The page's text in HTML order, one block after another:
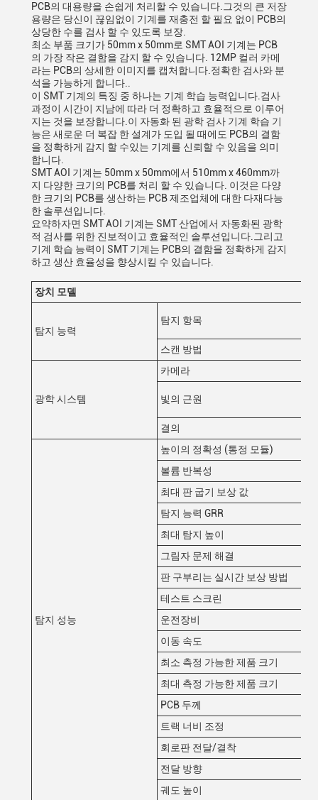
PCB의 대용량을 손쉽게 처리할 수 있습니다.그것의 큰 저장
용량은 당신이 끊임없이 기계를 재충전 할 필요 없이 PCB의
상당한 수를 검사 할 수 있도록 보장.
최소 부품 크기가 50mm x 50mm로 SMT AOI 기계는 PCB
의 가장 작은 결함을 감지 할 수 있습니다. 12MP 컬러 카메
라는 PCB의 상세한 이미지를 캡처합니다.정확한 검사와 분
석을 가능하게 합니다..
이 SMT 기계의 특징 중 하나는 기계 학습 능력입니다.검사
과정이 시간이 지남에 따라 더 정확하고 효율적으로 이루어
지는 것을 보장합니다.이 자동화 된 광학 검사 기계 학습 기
능은 새로운 더 복잡 한 설계가 도입 될 때에도 PCB의 결함
을 정확하게 감지 할 수있는 기계를 신뢰할 수 있음을 의미
합니다.
SMT AOI 기계는 50mm x 50mm에서 510mm x 460mm까
지 다양한 크기의 PCB를 처리 할 수 있습니다. 이것은 다양
한 크기의 PCB를 생산하는 PCB 제조업체에 대한 다재다능
한 솔루션입니다.
요약하자면 SMT AOI 기계는 SMT 산업에서 자동화된 광학
적 검사를 위한 진보적이고 효율적인 솔루션입니다.그리고
기계 학습 능력이 SMT 기계는 PCB의 결함을 정확하게 감지
하고 생산 효율성을 향상시킬 수 있습니다.
장치 모델
탐지 능력
탐지 항목
스캔 방법
광학 시스템
카메라
빛의 근원
결의
탐지 성능
높이의 정확성 (통정 모듈)
볼륨 반복성
최대 판 굽기 보상 값
탐지 능력 GRR
최대 탐지 높이
그림자 문제 해결
판 구부리는 실시간 보상 방법
테스트 스크린
운전장비
이동 속도
최소 측정 가능한 제품 크기
최대 측정 가능한 제품 크기
PCB 두께
트랙 너비 조정
회로판 전달/결착
전달 방향
궤도 높이